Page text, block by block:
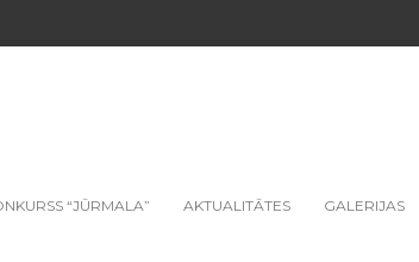
“JŪRMALA” AKTUALITĀTES GALERIJAS